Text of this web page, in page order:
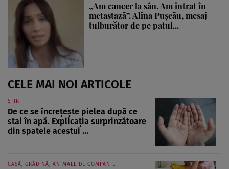
„Am cancer la sân. Am intrat în
metastază”. Alina Pușcău, mesaj
tulburător de pe patul...
CELE MAI NOI ARTICOLE
ȘTIRI
De ce se încrețește pielea după ce
stai în apă. Explicația surprinzătoare
din spatele acestui ...
CASĂ, GRĂDINĂ, ANIMALE DE COMPANIE